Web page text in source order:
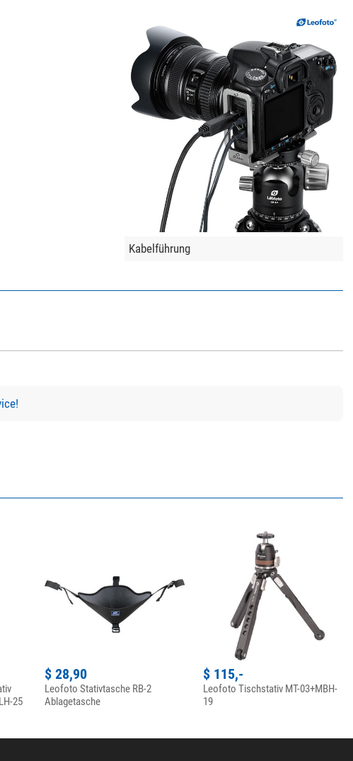
Kabelführung
25
$ 28,90
Leofoto Stativtasche RB-2
Ablagetasche
$ 115,-
Leofoto Tischstativ MT-03+MBH-
19